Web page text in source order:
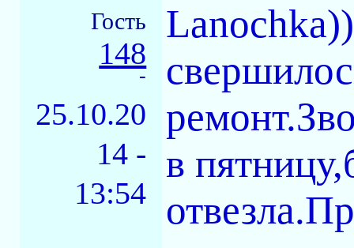
Гость
148
-
25.10.20
14 -
13:54
в